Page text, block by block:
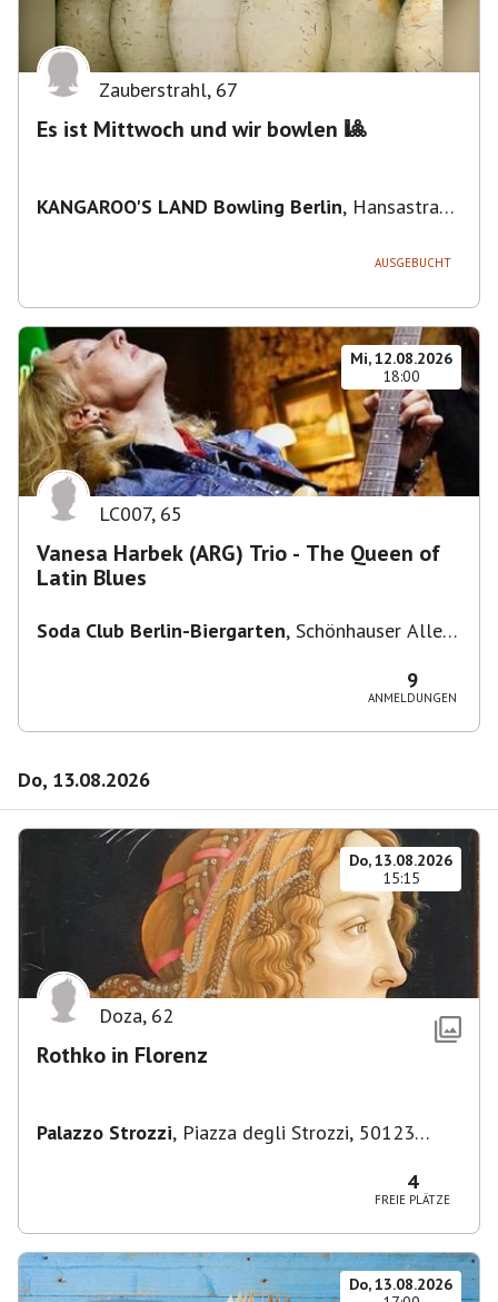
Zauberstrahl, 67
Es ist Mittwoch und wir bowlen 🎱
KANGAROO'S LAND Bowling Berlin, Hansastraße
AUSGEBUCHT
Mi, 12.08.2026
18:00
LC007, 65
Vanesa Harbek (ARG) Trio - The Queen of
Latin Blues
Soda Club Berlin-Biergarten, Schönhauser Allee
9
ANMELDUNGEN
Do, 13.08.2026
Do, 13.08.2026
15:15
Doza, 62
Rothko in Florenz
Palazzo Strozzi, Piazza degli Strozzi, 50123
4
FREIE PLÄTZE
Do, 13.08.2026